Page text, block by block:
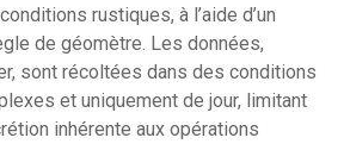
rustiques, à l’aide d’un
de géomètre. Les données,
sont récoltées dans des conditions
et uniquement de jour, limitant
inhérente aux opérations